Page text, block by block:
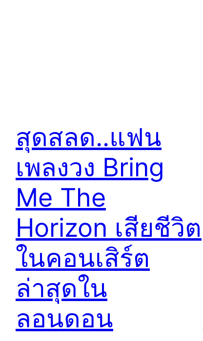
สุดสลด..แฟน
เพลงวง Bring
Me The
Horizon เสียชีวิต
ในคอนเสิร์ต
ล่าสุดใน
ลอนดอน